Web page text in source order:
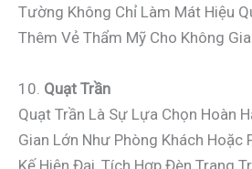
Tường Không Chỉ Làm Mát Hiệu
Thêm Vẻ Thẩm Mỹ Cho Không
10. Quạt Trần
Quạt Trần Là Sự Lựa Chọn Hoàn
Gian Lớn Như Phòng Khách Hoặc
Kế Hiện Đại, Tích Hợp Đèn Trang